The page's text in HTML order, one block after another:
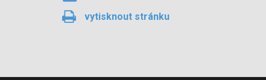
vytisknout stránku